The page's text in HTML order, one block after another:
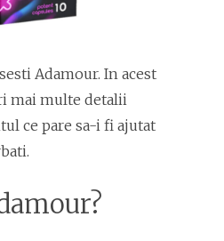
Adamour. In acest
mai multe detalii
ce pare sa-i fi ajutat